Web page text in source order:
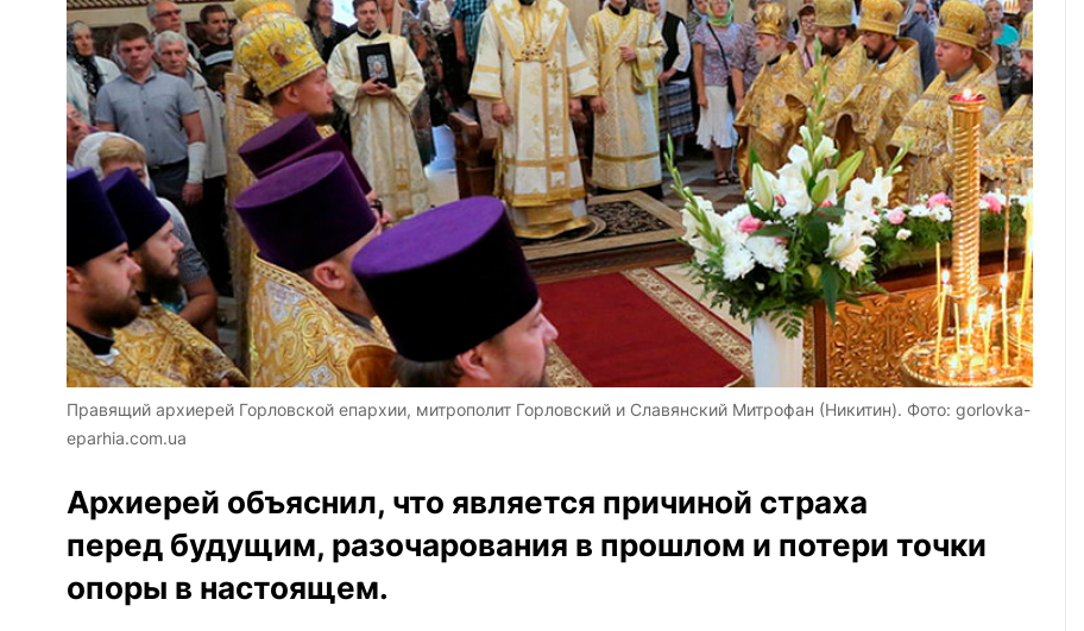
Правящий архиерей Горловской епархии, митрополит Горловский и Славянский Митрофан (Никитин). Фото: gorlovka-
eparhia.com.ua
Архиерей объяснил, что является причиной страха
перед будущим, разочарования в прошлом и потери точки
опоры в настоящем.